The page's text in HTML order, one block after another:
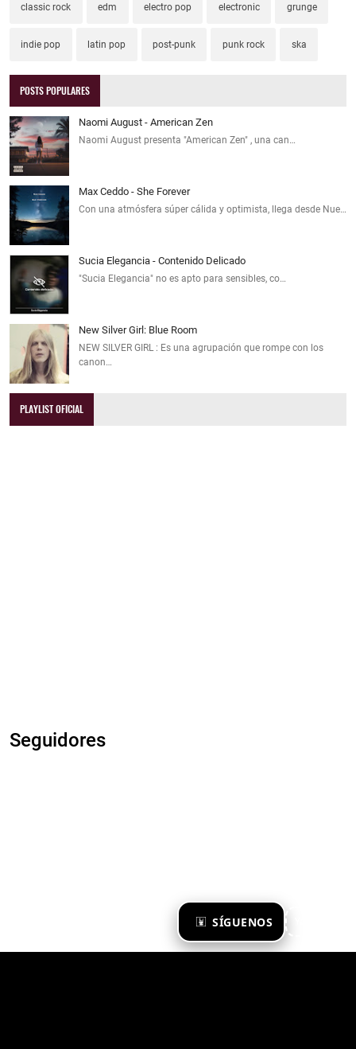
SÍGUENOS
classic rock edm electro pop electronic grunge
indie pop latin pop post-punk punk rock ska
POSTS POPULARES
Naomi August - American Zen
Naomi August presenta "American Zen" , una can…
Max Ceddo - She Forever
Con una atmósfera súper cálida y optimista, llega desde Nue…
Sucia Elegancia - Contenido Delicado
"Sucia Elegancia" no es apto para sensibles, co…
New Silver Girl: Blue Room
NEW SILVER GIRL : Es una agrupación que rompe con los
canon…
PLAYLIST OFICIAL
Seguidores